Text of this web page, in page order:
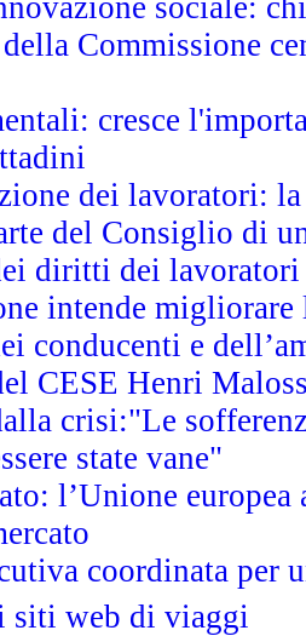
Commissione
cresce
dei lavoratori:
del Consiglio di
diritti dei lavoratori
intende
conducenti e
CESE Henri
crisi:"Le
state vane"
l’Unione
coordinata
siti web di viaggi